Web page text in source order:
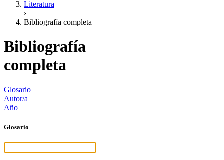
Literatura
›
Bibliografía completa
Bibliografía
completa
Glosario
Autor/a
Año
Glosario